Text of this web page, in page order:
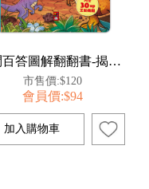
百問百答圖解翻翻書-揭祕恐龍
市售價:$120
會員價:$94